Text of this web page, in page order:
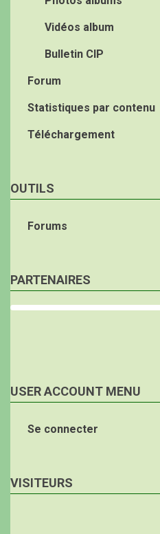
Vidéos album
Bulletin CIP
Forum
Statistiques par contenu
Téléchargement
OUTILS
Forums
PARTENAIRES
USER ACCOUNT MENU
Se connecter
VISITEURS